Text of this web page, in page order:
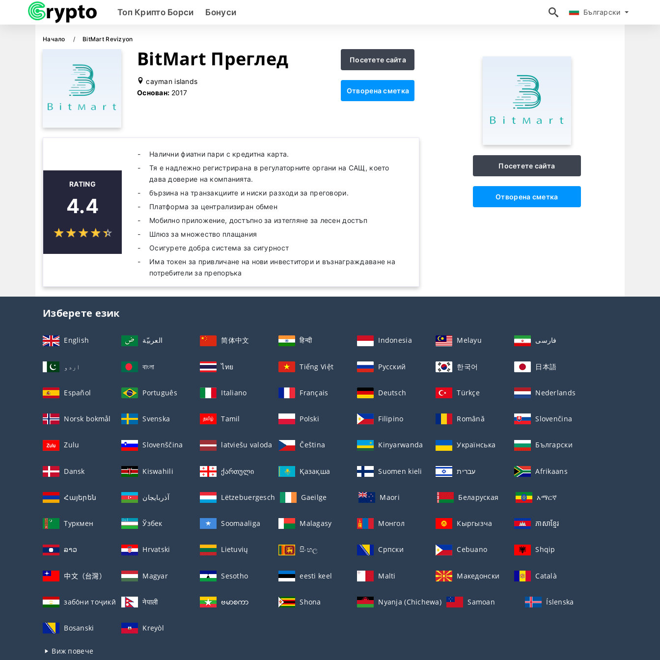
Български
Топ Крипто Борси Бонуси Български
Начало BitMart Revizyon
BitMart Преглед
cayman islands
Основан: 2017
Посетете сайта
Отворена сметка
RATING
4.4
☆☆☆☆☆
★★★★★
Налични фиатни пари с кредитна карта.
Тя е надлежно регистрирана в регулаторните органи на САЩ, което
дава доверие на компанията.
бързина на транзакциите и ниски разходи за преговори.
Платформа за централизиран обмен
Мобилно приложение, достъпно за изтегляне за лесен достъп
Шлюз за множество плащания
Осигурете добра система за сигурност
Има токен за привличане на нови инвеститори и възнаграждаване на
потребители за препоръка
Посетете сайта
Отворена сметка
Изберете език
English العربيّة 简体中文 हिन्दी Indonesia Melayu فارسی
اردو বাংলা ไทย Tiếng Việt Русский 한국어 日本語
Español Português Italiano Français Deutsch Türkçe Nederlands
Norsk bokmål Svenska Tamil Polski Filipino Română Slovenčina
Zulu Slovenščina latviešu valoda Čeština Kinyarwanda Українська Български
Dansk Kiswahili ქართული Қазақша Suomen kieli עברית Afrikaans
Հայերեն آذربايجان Lëtzebuergesch Gaeilge Maori Беларуская አማርኛ
Туркмен Ўзбек Soomaaliga Malagasy Монгол Кыргызча ភាសាខ្មែរ
ລາວ Hrvatski Lietuvių සිංහල Српски Cebuano Shqip
中文（台灣） Magyar Sesotho eesti keel Malti Македонски Català
забо́ни тоҷикӣ́ नेपाली ဗမာစကာ Shona Nyanja (Chichewa) Samoan Íslenska
Bosanski Kreyòl
Виж повече